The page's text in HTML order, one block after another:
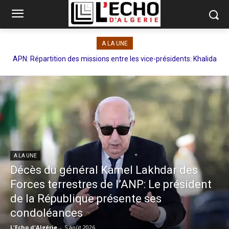
A LA UNE
Priorité au raccordement de 16 communes: Bouzegza lance un
A LA UNE
Décès du général Kamel Lakhdar des
Forces terrestres de l’ANP: Le président
de la République présente ses
condoléances
L'Echo d'Algérie - 5 août 2026